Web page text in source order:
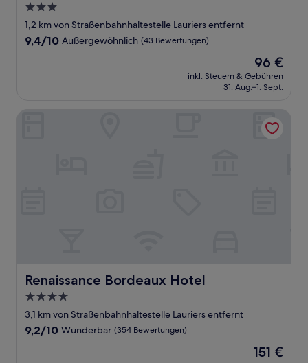
3.0-
Sterne-
Unterkunft
1,2 km von Straßenbahnhaltestelle Lauriers entfernt
9.4
9,4/10 Außergewöhnlich (43 Bewertungen)
Der
Preis
beträgt
96 €
inkl. Steuern & Gebühren
31. Aug.–1. Sept.
Renaissance Bordeaux Hotel
Renaissance Bordeaux Hotel
4.0-
Sterne-
Unterkunft
3,1 km von Straßenbahnhaltestelle Lauriers entfernt
9.2
9,2/10 Wunderbar (354 Bewertungen)
Der
151 €